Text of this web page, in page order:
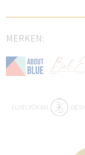
MERKEN: